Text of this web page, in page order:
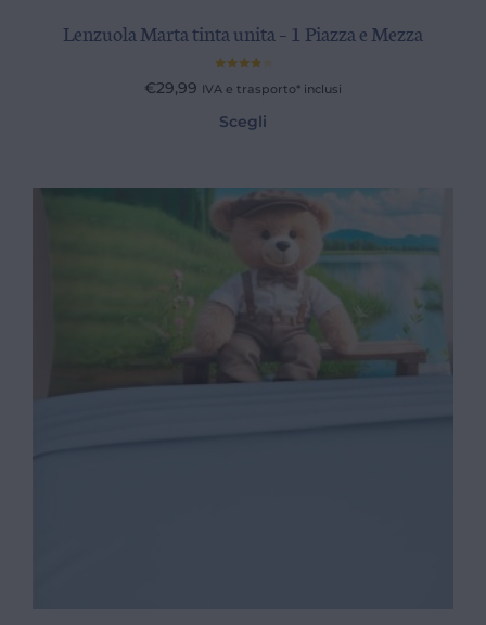
Lenzuola Marta tinta unita – 1 Piazza e Mezza
4.00
su
€29,99 IVA e trasporto* inclusi
Scegli